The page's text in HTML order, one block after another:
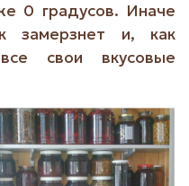
0 градусов. Иначе
замерзнет и, как
свои вкусовые